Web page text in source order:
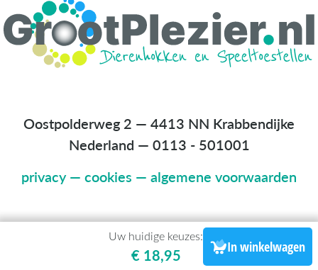
Uw huidige keuzes:
€ 18,95 In winkelwagen
Oostpolderweg 2 — 4413 NN Krabbendijke
Nederland — 0113 - 501001
privacy— cookies — algemene voorwaarden